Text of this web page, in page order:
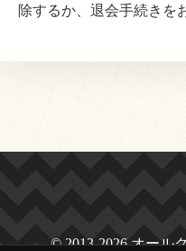
除するか、退会手続きを
© 2013-2026 オール